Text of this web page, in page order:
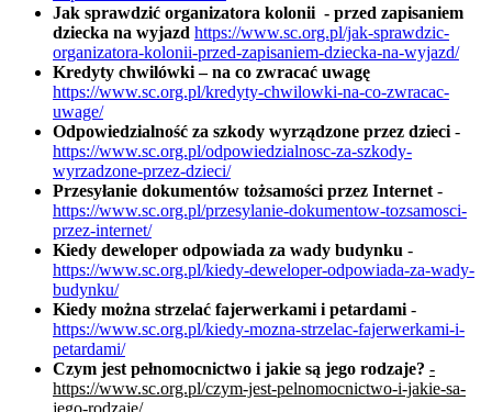
Jak sprawdzić organizatora kolonii - przed zapisaniem
dziecka na wyjazd https://www.sc.org.pl/jak-sprawdzic-
organizatora-kolonii-przed-zapisaniem-dziecka-na-wyjazd/
Kredyty chwilówki – na co zwracać uwagę
https://www.sc.org.pl/kredyty-chwilowki-na-co-zwracac-
uwage/
Odpowiedzialność za szkody wyrządzone przez dzieci -
https://www.sc.org.pl/odpowiedzialnosc-za-szkody-
wyrzadzone-przez-dzieci/
Przesyłanie dokumentów tożsamości przez Internet -
https://www.sc.org.pl/przesylanie-dokumentow-tozsamosci-
przez-internet/
Kiedy deweloper odpowiada za wady budynku -
https://www.sc.org.pl/kiedy-deweloper-odpowiada-za-wady-
budynku/
Kiedy można strzelać fajerwerkami i petardami -
https://www.sc.org.pl/kiedy-mozna-strzelac-fajerwerkami-i-
petardami/
Czym jest pełnomocnictwo i jakie są jego rodzaje? -
https://www.sc.org.pl/czym-jest-pelnomocnictwo-i-jakie-sa-
jego-rodzaje/